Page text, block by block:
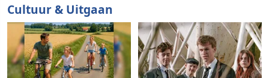
Cultuur & Uitgaan